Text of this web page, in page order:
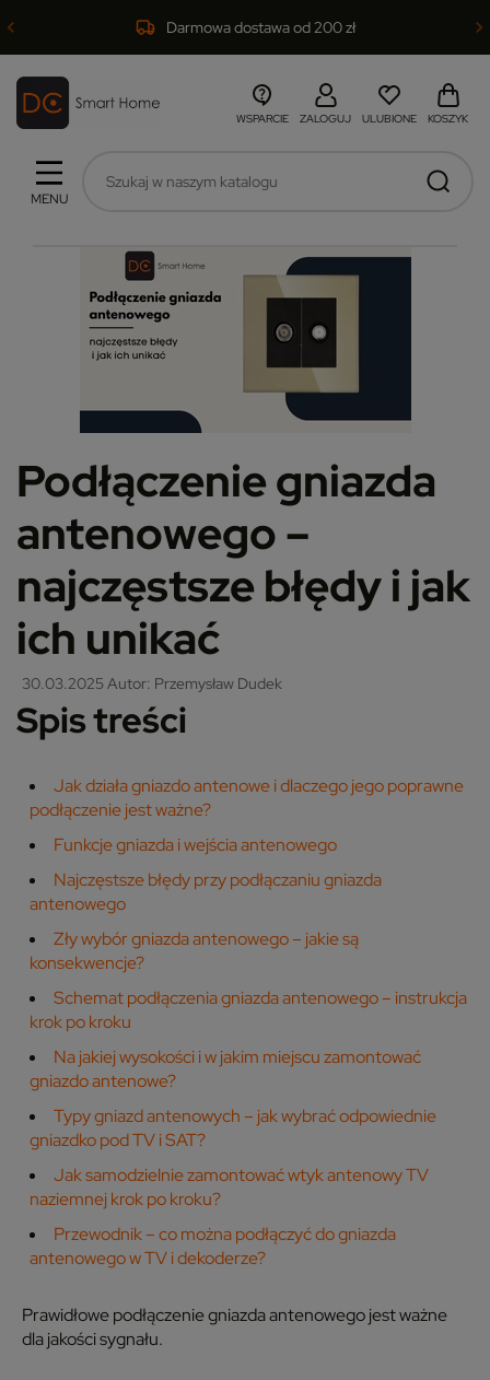
Darmowa dostawa od 200 zł
MENU
WSPARCIE ZALOGUJ ULUBIONE KOSZYK
Podłączenie gniazda
antenowego –
najczęstsze błędy i jak
ich unikać
30.03.2025 Autor: Przemysław Dudek
Spis treści
Jak działa gniazdo antenowe i dlaczego jego poprawne
podłączenie jest ważne?
Funkcje gniazda i wejścia antenowego
Najczęstsze błędy przy podłączaniu gniazda
antenowego
Zły wybór gniazda antenowego – jakie są
konsekwencje?
Schemat podłączenia gniazda antenowego – instrukcja
krok po kroku
Na jakiej wysokości i w jakim miejscu zamontować
gniazdo antenowe?
Typy gniazd antenowych – jak wybrać odpowiednie
gniazdko pod TV i SAT?
Jak samodzielnie zamontować wtyk antenowy TV
naziemnej krok po kroku?
Przewodnik – co można podłączyć do gniazda
antenowego w TV i dekoderze?
Prawidłowe podłączenie gniazda antenowego jest ważne
dla jakości sygnału.